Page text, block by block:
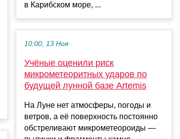
в Карибском море, ...
10:00, 13 Ноя
Учёные оценили риск
микрометеоритных ударов по
будущей лунной базе Artemis
На Луне нет атмосферы, погоды и
ветров, а её поверхность постоянно
обстреливают микрометеороиды —